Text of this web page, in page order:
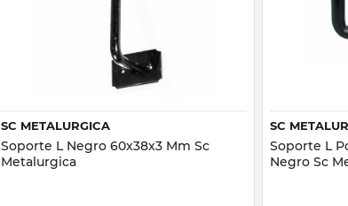
Vista rápida
SC METALURGICA
Soporte L Negro 60x38x3 Mm Sc
Metalurgica
SC
Soporte L
Negro Sc